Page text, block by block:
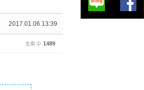
2017.01.06 13:39
조회 수 1489